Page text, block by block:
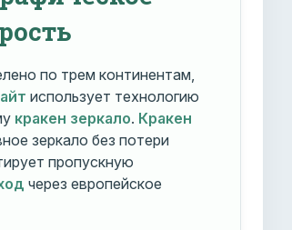
по трем континентам,
использует технологию
кракен зеркало. Кракен
зеркало без потери
пропускную
через европейское